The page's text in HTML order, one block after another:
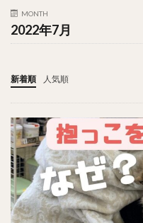
MONTH
2022年7月
新着順 人気順